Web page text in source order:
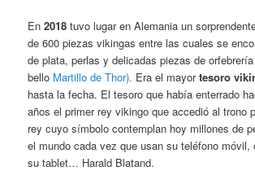
En2018 tuvo lugar en Alemania un
de 600 piezas vikingas entre las cuales se
de plata, perlas y delicadas piezas de
bello Martillo de Thor). Era el mayortesoro
hasta la fecha. El tesoro que había enterrado
años el primer rey vikingo que accedió al trono
rey cuyo símbolo contemplan hoy millones de
el mundo cada vez que usan su teléfono móvil,
su tablet… Harald Blatand.